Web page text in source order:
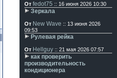
От fedot75 :: 16 июня 2026 10:30
Зеркала
От New Wave :: 13 июня 2026
09:53
Рулевая рейка
От Hellguy :: 21 мая 2026 07:57
как проверить
производительность
кондиционера